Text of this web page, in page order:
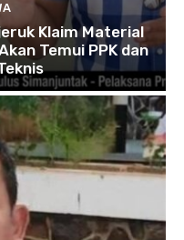
Klaim Material
Temui PPK dan